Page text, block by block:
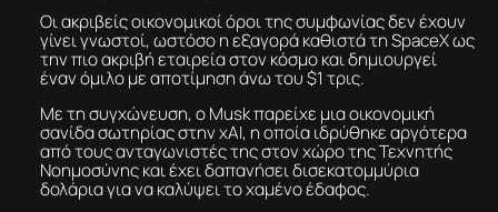
Οι ακριβείς οικονομικοί όροι της συμφωνίας δεν έχουν
γίνει γνωστοί, ωστόσο η εξαγορά καθιστά τη SpaceX ως
την πιο ακριβή εταιρεία στον κόσμο και δημιουργεί
έναν όμιλο με αποτίμηση άνω του $1 τρις.
Με τη συγχώνευση, ο Musk παρείχε μια οικονομική
σανίδα σωτηρίας στην xAI, η οποία ιδρύθηκε αργότερα
από τους ανταγωνιστές της στον χώρο της Τεχνητής
Νοημοσύνης και έχει δαπανήσει δισεκατομμύρια
δολάρια για να καλύψει το χαμένο έδαφος.